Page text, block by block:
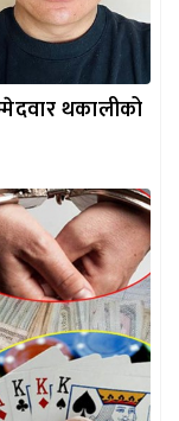
थकालीको